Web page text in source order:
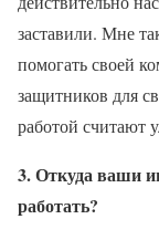
заставили. Мне
помогать своей
защитников для
работой считают
3. Откуда ваши
работать?